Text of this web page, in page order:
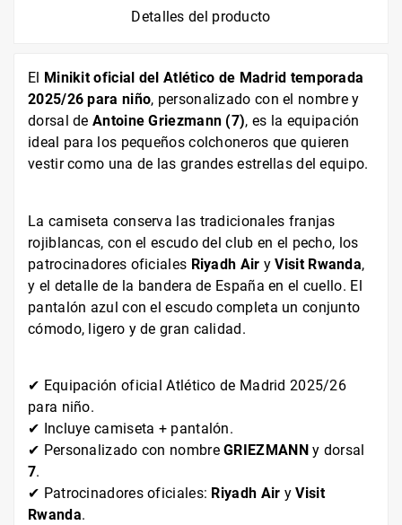
Detalles del producto
El Minikit oficial del Atlético de Madrid temporada
2025/26 para niño, personalizado con el nombre y
dorsal de Antoine Griezmann (7), es la equipación
ideal para los pequeños colchoneros que quieren
vestir como una de las grandes estrellas del equipo.
La camiseta conserva las tradicionales franjas
rojiblancas, con el escudo del club en el pecho, los
patrocinadores oficiales Riyadh Air yVisit Rwanda,
y el detalle de la bandera de España en el cuello. El
pantalón azul con el escudo completa un conjunto
cómodo, ligero y de gran calidad.
✔ Equipación oficial Atlético de Madrid 2025/26
para niño.
✔ Incluye camiseta + pantalón.
✔ Personalizado con nombreGRIEZMANN y dorsal
7.
✔ Patrocinadores oficiales: Riyadh Air yVisit
Rwanda.